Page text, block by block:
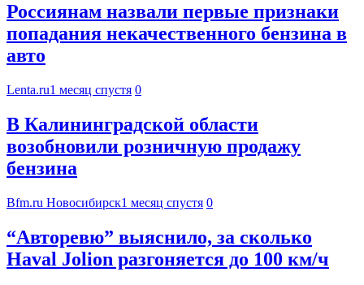
Россиянам назвали первые признаки
попадания некачественного бензина в
авто
Lenta.ru1 месяц спустя 0
В Калининградской области
возобновили розничную продажу
бензина
Bfm.ru Новосибирск1 месяц спустя 0
“Авторевю” выяснило, за сколько
Haval Jolion разгоняется до 100 км/ч